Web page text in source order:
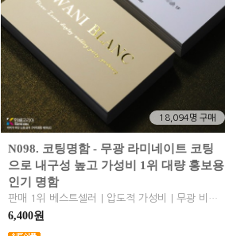
18,094명 구매
N098. 코팅명함 - 무광 라미네이트 코팅
으로 내구성 높고 가성비 1위 대량 홍보용
인기 명함
판매 1위 베스트셀러｜압도적 가성비｜무광 비닐막 내구성 및 방수성｜대량 홍보 최적화｜코팅명함｜무광코팅명함｜일반명함｜막명함｜인기명함
6,400원